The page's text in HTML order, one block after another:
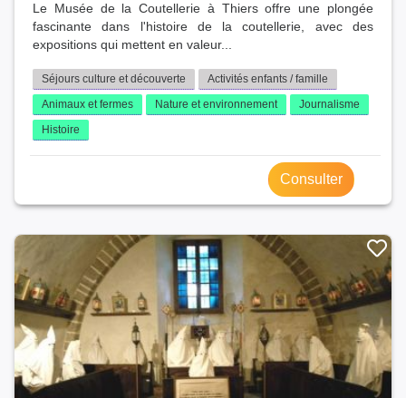
Le Musée de la Coutellerie à Thiers offre une plongée
fascinante dans l'histoire de la coutellerie, avec des
expositions qui mettent en valeur...
Séjours culture et découverte
Activités enfants / famille
Animaux et fermes
Nature et environnement
Journalisme
Histoire
Consulter